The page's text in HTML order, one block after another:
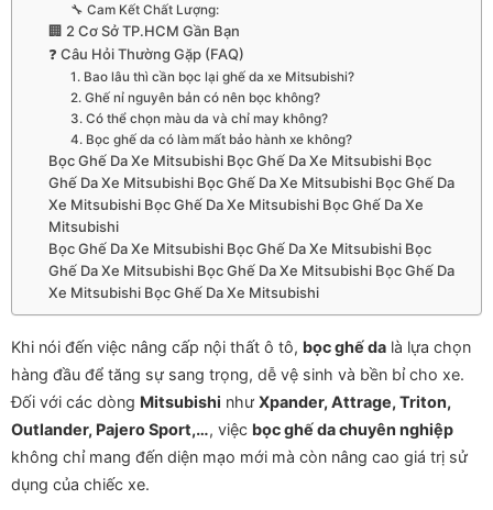
🔧 Cam Kết Chất Lượng:
🏢 2 Cơ Sở TP.HCM Gần Bạn
❓ Câu Hỏi Thường Gặp (FAQ)
1. Bao lâu thì cần bọc lại ghế da xe Mitsubishi?
2. Ghế nỉ nguyên bản có nên bọc không?
3. Có thể chọn màu da và chỉ may không?
4. Bọc ghế da có làm mất bảo hành xe không?
Bọc Ghế Da Xe Mitsubishi Bọc Ghế Da Xe Mitsubishi Bọc
Ghế Da Xe Mitsubishi Bọc Ghế Da Xe Mitsubishi Bọc Ghế Da
Xe Mitsubishi Bọc Ghế Da Xe Mitsubishi Bọc Ghế Da Xe
Mitsubishi
Bọc Ghế Da Xe Mitsubishi Bọc Ghế Da Xe Mitsubishi Bọc
Ghế Da Xe Mitsubishi Bọc Ghế Da Xe Mitsubishi Bọc Ghế Da
Xe Mitsubishi Bọc Ghế Da Xe Mitsubishi
Khi nói đến việc nâng cấp nội thất ô tô, bọc ghế da là lựa chọn
hàng đầu để tăng sự sang trọng, dễ vệ sinh và bền bỉ cho xe.
Đối với các dòng Mitsubishi như Xpander, Attrage, Triton,
Outlander, Pajero Sport,…, việc bọc ghế da chuyên nghiệp
không chỉ mang đến diện mạo mới mà còn nâng cao giá trị sử
dụng của chiếc xe.